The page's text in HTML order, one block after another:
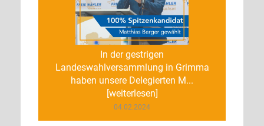
In der gestrigen
Landeswahlversammlung in Grimma
haben unsere Delegierten M...
[weiterlesen]
04.02.2024